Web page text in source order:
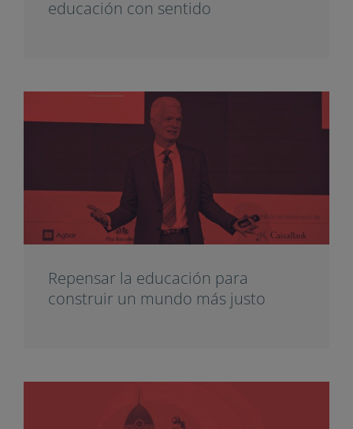
educación con sentido
Repensar la educación para
construir un mundo más justo